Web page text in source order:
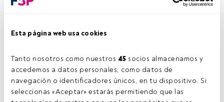
Esta página web usa cookies
Tanto nosotros como nuestros 45 socios almacenamos y
accedemos a datos personales, como datos de
navegación o identificadores únicos, en tu dispositivo. Si
seleccionas «Aceptar» estarás permitiendo que las
Ralph Elder. Foto cedida BNY Mellon
Tiempo lectura: 2 min.